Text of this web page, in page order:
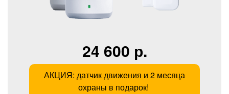
24 600 р.
АКЦИЯ: датчик движения и 2 месяца
охраны в подарок!